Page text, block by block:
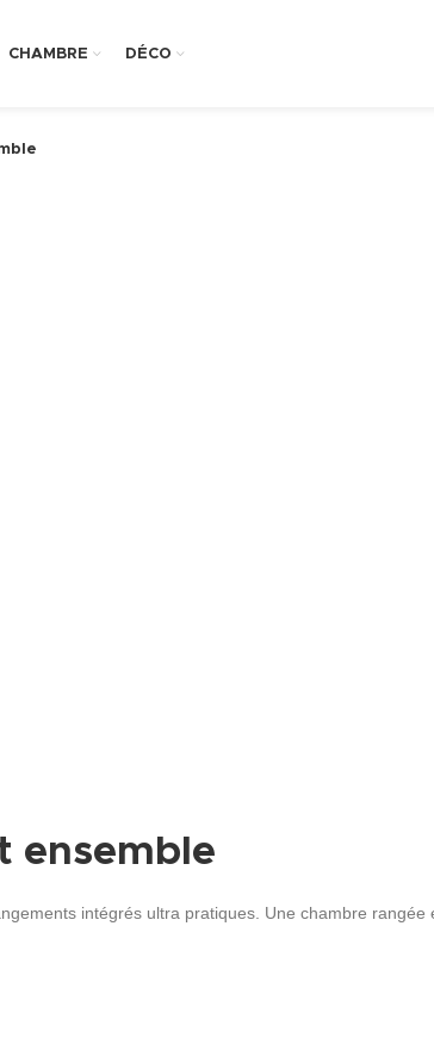
CHAMBRE DÉCO
ensemble
intégrés ultra pratiques. Une chambre rangée